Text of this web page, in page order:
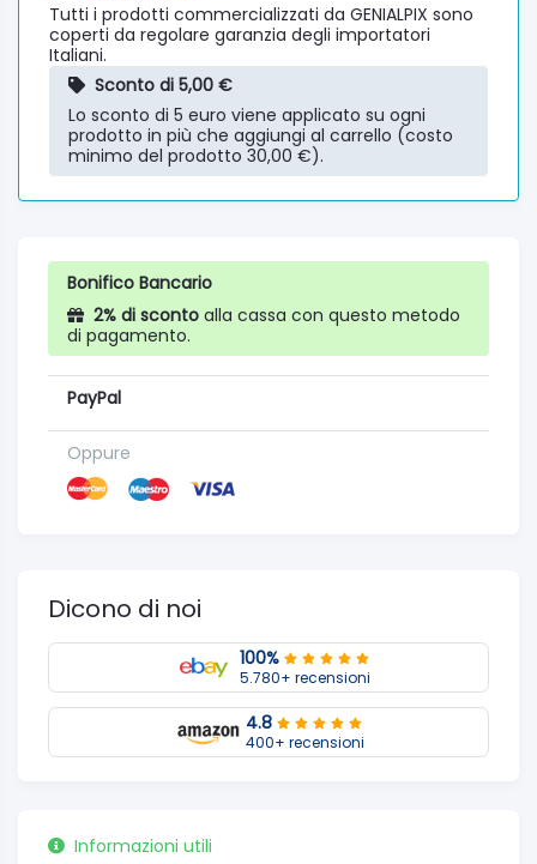
Tutti i prodotti commercializzati da GENIALPIX sono
coperti da regolare garanzia degli importatori
Italiani.
Sconto di 5,00 €
Lo sconto di 5 euro viene applicato su ogni
prodotto in più che aggiungi al carrello (costo
minimo del prodotto 30,00 €).
Bonifico Bancario
2% di sconto alla cassa con questo metodo
di pagamento.
PayPal
Oppure
Dicono di noi
100%
5.780+ recensioni
4.8
400+ recensioni
Informazioni utili